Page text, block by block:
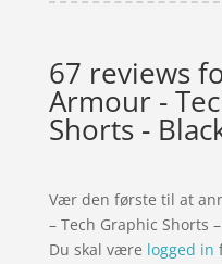
67 reviews
Armour -
Shorts -
Vær den første til at
– Tech Graphic Shorts –
Du skal være logged in